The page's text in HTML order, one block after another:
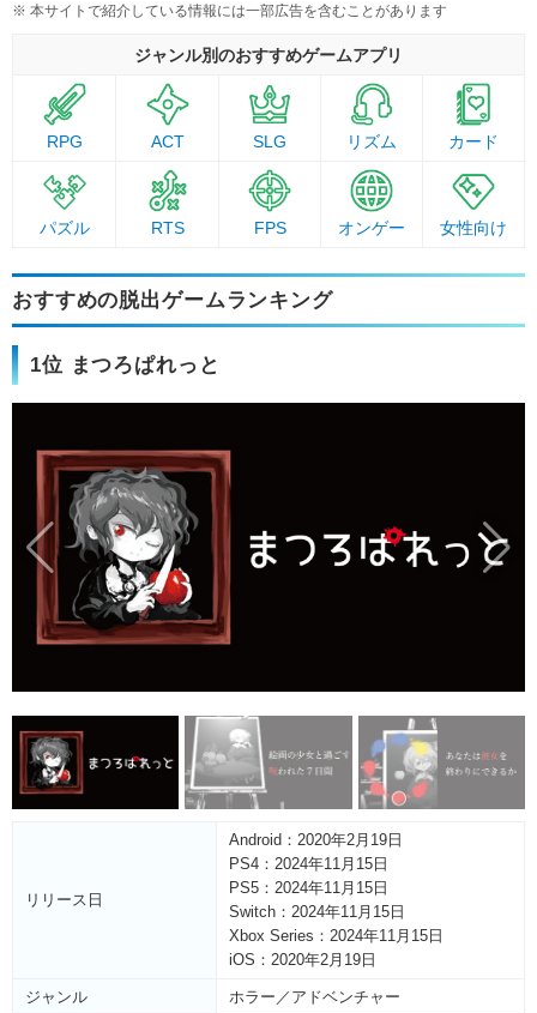
※ 本サイトで紹介している情報には一部広告を含むことがあります
ジャンル別のおすすめゲームアプリ
RPG ACT SLG リズム カード
パズル RTS FPS オンゲー 女性向け
おすすめの脱出ゲームランキング
1位 まつろぱれっと
リリース日
Android：2020年2月19日
PS4：2024年11月15日
PS5：2024年11月15日
Switch：2024年11月15日
Xbox Series：2024年11月15日
iOS：2020年2月19日
ジャンル ホラー／アドベンチャー